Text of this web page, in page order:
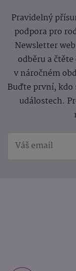
Pravidelný
podpora pro
Newsletter
odběru a
v náročném
Buďte první, kdo
událostech.